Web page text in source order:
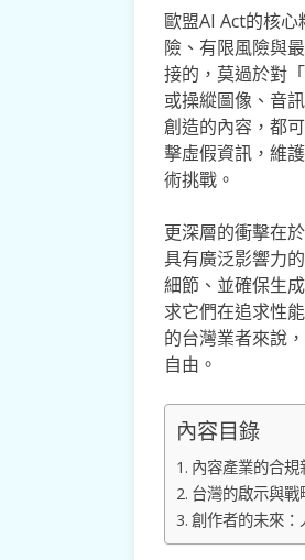
歐盟AI Act的核
險、有限風險與
接的，莫過於對
或操縱圖像、音
創造的內容，都
擊虛假資訊，維
術挑戰。
更深層的衝擊在
具有廣泛影響力
細節、並確保生
求它們在追求性
的台灣業者來說
自由。
內容目錄
內容產業的合規
台灣的啟示與戰
創作者的未來